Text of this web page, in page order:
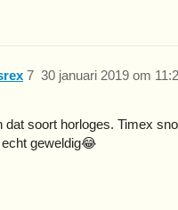
30 januari 2019 om
7
dat soort horloges. Timex
geweldig😂